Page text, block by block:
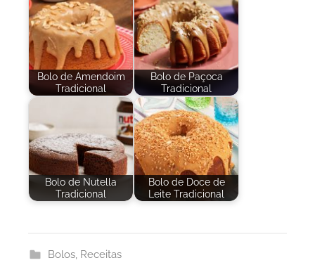
Bolo de Amendoim
Tradicional
Bolo de Paçoca
Tradicional
Bolo de Nutella
Tradicional
Bolo de Doce de
Leite Tradicional
Bolos, Receitas